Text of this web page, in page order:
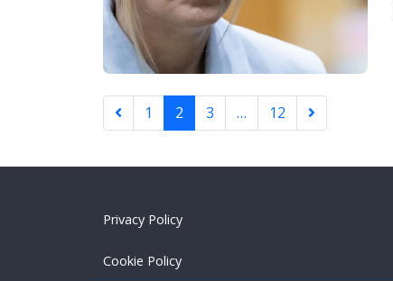
1 2 3 … 12
Privacy Policy
Cookie Policy